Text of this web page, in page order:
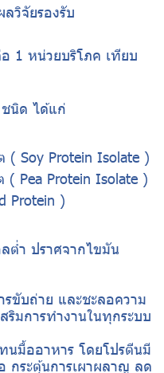
วิจัยรองรับ
1 หน่วยบริโภค เทียบ
นิด ได้แก่
( Soy Protein Isolate )
( Pea Protein Isolate )
Protein )
ต่ำ ปราศจากไขมัน
รขับถ่าย และชะลอความ
ริมการทำงานในทุกระบบ
มื้ออาหาร โดยโปรตีนมี
กระตุ้นการเผาผลาญ ลด